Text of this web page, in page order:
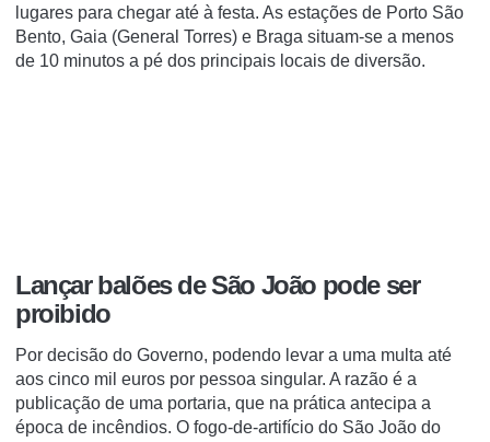
lugares para chegar até à festa. As estações de Porto São
Bento, Gaia (General Torres) e Braga situam-se a menos
de 10 minutos a pé dos principais locais de diversão.
Lançar balões de São João pode ser
proibido
Por decisão do Governo, podendo levar a uma multa até
aos cinco mil euros por pessoa singular. A razão é a
publicação de uma portaria, que na prática antecipa a
época de incêndios. O fogo-de-artifício do São João do